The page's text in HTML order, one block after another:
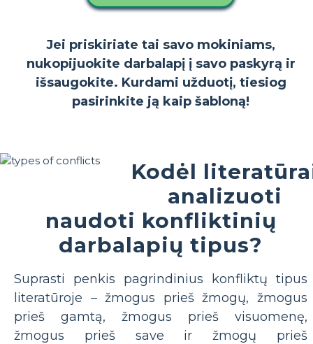
Jei priskiriate tai savo mokiniams,
nukopijuokite darbalapį į savo paskyrą ir
išsaugokite. Kurdami užduotį, tiesiog
pasirinkite ją kaip šabloną!
Kodėl
analizuoti
naudoti konfliktinių
darbalapių tipus?
Suprasti penkis pagrindinius konfliktų tipus
literatūroje – žmogus prieš žmogų, žmogus
prieš gamtą, žmogus prieš visuomenę,
žmogus prieš save ir žmogų prieš